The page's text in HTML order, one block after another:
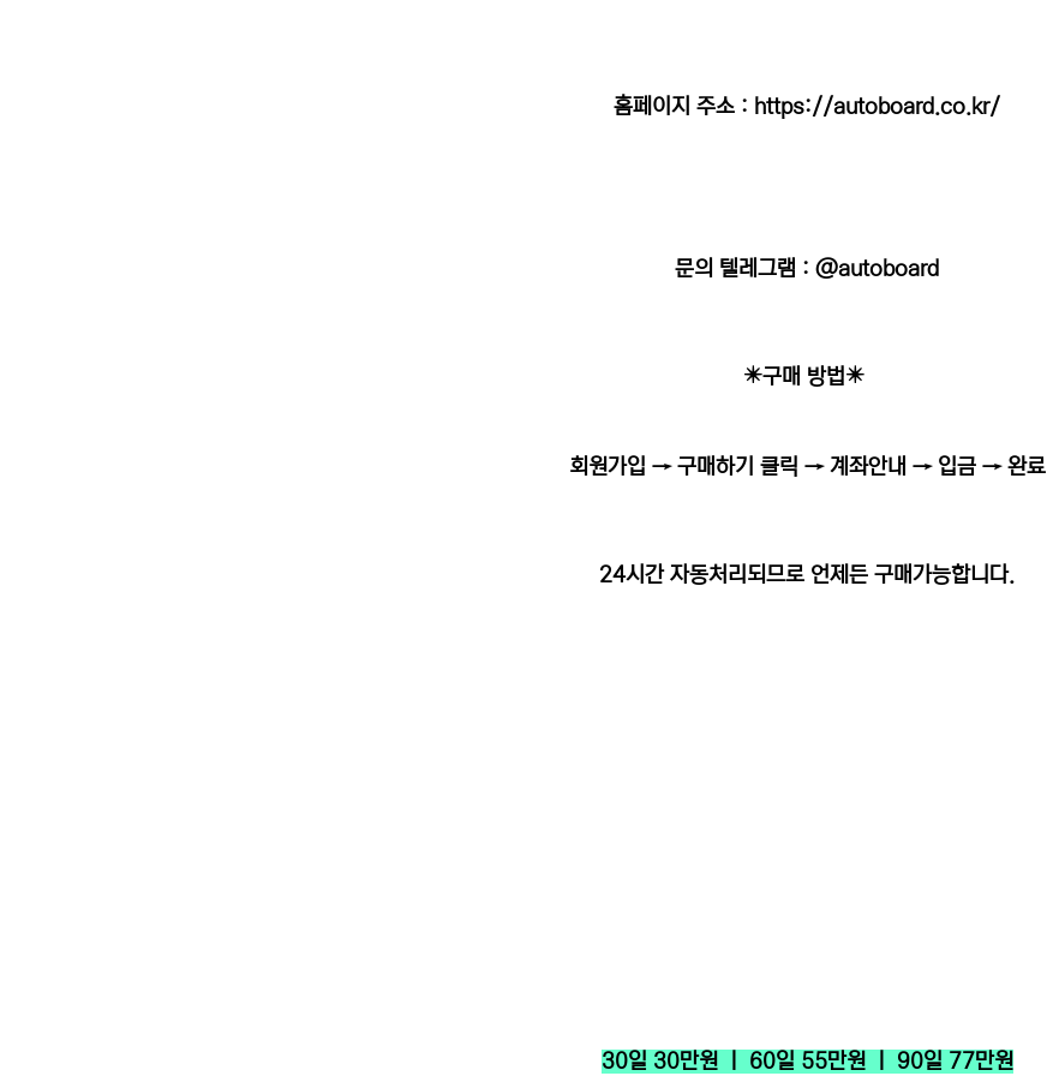
홈페이지 주소 : https://autoboard.co.kr/
문의 텔레그램 : @autoboard
✴️구매 방법✴️
회원가입 → 구매하기 클릭 → 계좌안내 → 입금 → 완료
24시간 자동처리되므로 언제든 구매가능합니다.
30일 30만원 ㅣ 60일 55만원 ㅣ 90일 77만원